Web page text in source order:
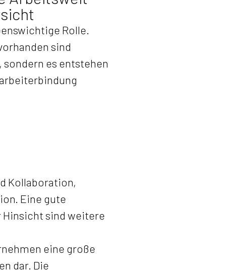
Rolle.
sind
es entstehen
Kollaboration,
Eine gute
sind weitere
eine große
dar. Die